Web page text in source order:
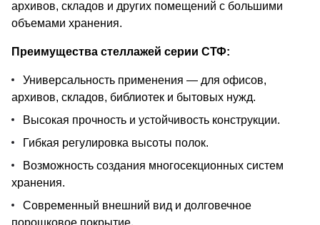
архивов, складов и других помещений с большими
объемами хранения.
Преимущества стеллажей серии СТФ:
Универсальность применения — для офисов,
архивов, складов, библиотек и бытовых нужд.
Высокая прочность и устойчивость конструкции.
Гибкая регулировка высоты полок.
Возможность создания многосекционных систем
хранения.
Современный внешний вид и долговечное